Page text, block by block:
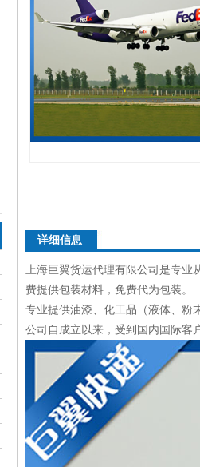
详细信息
上海巨翼货运代理有限公司是专业
费提供包装材料，免费代为包装。
专业提供油漆、化工品（液体、粉
公司自成立以来，受到国内国际客